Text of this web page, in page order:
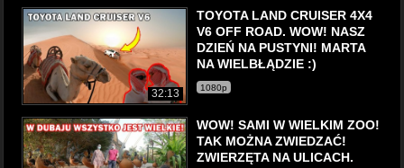
32:13
TOYOTA LAND CRUISER 4X4
V6 OFF ROAD. WOW! NASZ
DZIEŃ NA PUSTYNI! MARTA
NA WIELBŁĄDZIE :)
1080p
WOW! SAMI W WIELKIM ZOO!
TAK MOŻNA ZWIEDZAĆ!
ZWIERZĘTA NA ULICACH.